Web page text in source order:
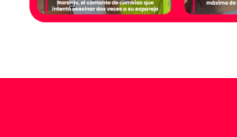
mensajes y llamadas en las que le